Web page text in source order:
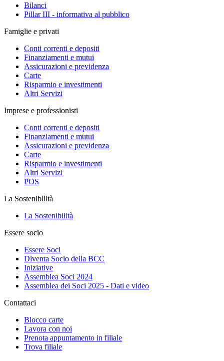
Bilanci
Pillar III - informativa al pubblico
Famiglie e privati
Conti correnti e depositi
Finanziamenti e mutui
Assicurazioni e previdenza
Carte
Risparmio e investimenti
Altri Servizi
Imprese e professionisti
Conti correnti e depositi
Finanziamenti e mutui
Assicurazioni e previdenza
Carte
Risparmio e investimenti
Altri Servizi
POS
La Sostenibilità
La Sostenibilità
Essere socio
Essere Soci
Diventa Socio della BCC
Iniziative
Assemblea Soci 2024
Assemblea dei Soci 2025 - Dati e video
Contattaci
Blocco carte
Lavora con noi
Prenota appuntamento in filiale
Trova filiale